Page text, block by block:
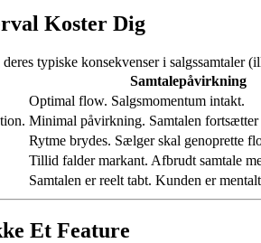
Koster Dig
typiske konsekvenser i salgssamtaler
Samtalepåvirkning
Optimal flow. Salgsmomentum intakt.
Minimal påvirkning. Samtalen fortsætter
Rytme brydes. Sælger skal genoprette
Tillid falder markant. Afbrudt samtale
Samtalen er reelt tabt. Kunden er
Et Feature